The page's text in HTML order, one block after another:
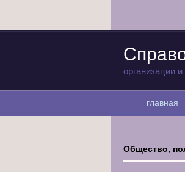
организации
главная
Общество,